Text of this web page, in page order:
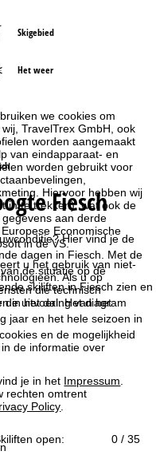
we cookies om
TravelTrex GmbH, ook
worden aangemaakt
van eindapparaat- en
worden gebruikt voor
Hiervoor hebben wij
in te trekken), wat ook de
aan derde
Economische
in de VS.
u het gebruik van niet-
Als u op
die technisch
de uitvoering van het
en de mogelijkheid
de informatie over
je in het Impressum
rechten omtrent
Policy
Skigebied
Het weer
Fiesch
Hier vind je de
dagen in Fiesch. Met de
de situatie op de
skiliften in Fiesch zien en
in het dal. Het diagram
jaar en het hele seizoen in
open: 0 / 35